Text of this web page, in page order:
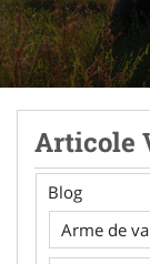
Articole
Blog
Arme de